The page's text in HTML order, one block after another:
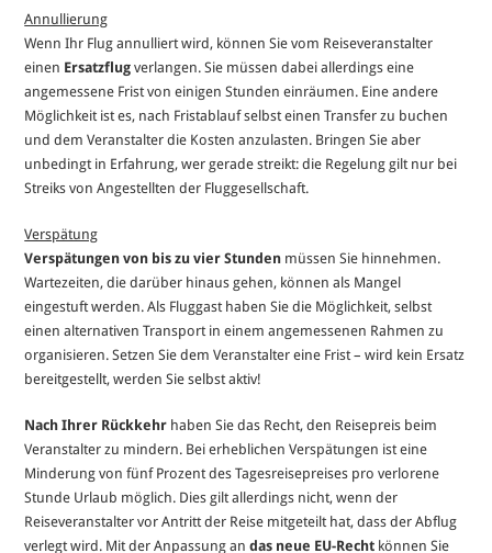
Annullierung
Wenn Ihr Flug annulliert wird, können Sie vom Reiseveranstalter
einen Ersatzflugverlangen. Sie müssen dabei allerdings eine
angemessene Frist von einigen Stunden einräumen. Eine andere
Möglichkeit ist es, nach Fristablauf selbst einen Transfer zu buchen
und dem Veranstalter die Kosten anzulasten. Bringen Sie aber
unbedingt in Erfahrung, wer gerade streikt: die Regelung gilt nur bei
Streiks von Angestellten der Fluggesellschaft.
Verspätung
Verspätungen von bis zu vier Stunden müssen Sie hinnehmen.
Wartezeiten, die darüber hinaus gehen, können als Mangel
eingestuft werden. Als Fluggast haben Sie die Möglichkeit, selbst
einen alternativen Transport in einem angemessenen Rahmen zu
organisieren. Setzen Sie dem Veranstalter eine Frist – wird kein Ersatz
bereitgestellt, werden Sie selbst aktiv!
Nach Ihrer Rückkehr haben Sie das Recht, den Reisepreis beim
Veranstalter zu mindern. Bei erheblichen Verspätungen ist eine
Minderung von fünf Prozent des Tagesreisepreises pro verlorene
Stunde Urlaub möglich. Dies gilt allerdings nicht, wenn der
Reiseveranstalter vor Antritt der Reise mitgeteilt hat, dass der Abflug
verlegt wird. Mit der Anpassung andas neue EU-Recht können Sie